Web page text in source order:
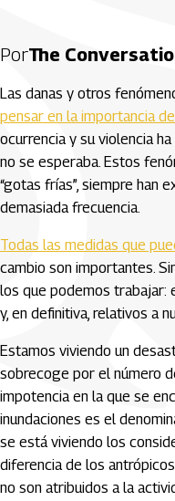
PorThe
Las danas y otros
pensar en la importancia
ocurrencia y su violencia
no se esperaba. Estos
“gotas frías”, siempre han
demasiada frecuencia.
Todas las medidas que
cambio son importantes.
los que podemos trabajar:
y, en definitiva, relativos a
Estamos viviendo un
sobrecoge por el número
impotencia en la que se
inundaciones es el
se está viviendo los
diferencia de los
no son atribuidos a la